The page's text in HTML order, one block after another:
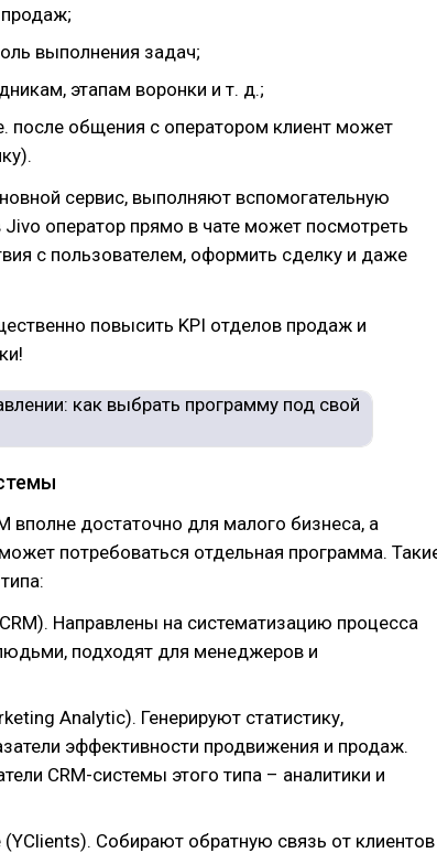
выполнения задач;
этапам воронки и т. д.;
после общения с оператором клиент может
сервис, выполняют вспомогательную
оператор прямо в чате может посмотреть
с пользователем, оформить сделку и даже
повысить KPI отделов продаж и
вполне достаточно для малого бизнеса, а
потребоваться отдельная программа.
Направлены на систематизацию процесса
подходят для менеджеров и
Analytic). Генерируют статистику,
эффективности продвижения и продаж.
CRM-системы этого типа – аналитики и
Собирают обратную связь от клиентов